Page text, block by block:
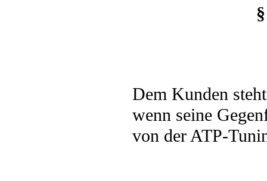
Dem Kunden
wenn seine
von der ATP-